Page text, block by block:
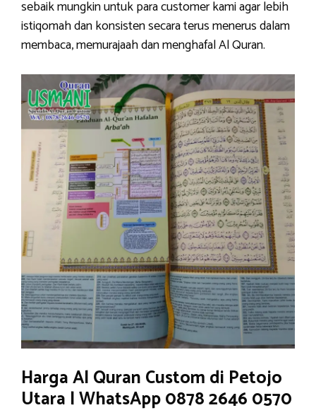
sebaik mungkin untuk para customer kami agar lebih
istiqomah dan konsisten secara terus menerus dalam
membaca, memurajaah dan menghafal Al Quran.
Harga Al Quran Custom di Petojo
Utara | WhatsApp 0878 2646 0570